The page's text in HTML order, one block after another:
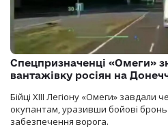
Спецпризначенці «Омеги»
вантажівку росіян на
Бійці ХІІІ Легіону «Омеги» завдали
окупантам, уразивши бойові
забезпечення ворога.